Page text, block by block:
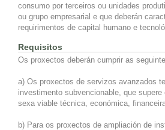
consumo por terceiros ou unidades
ou grupo empresarial e que deberán
requirimentos de capital humano e
Requisitos
Os proxectos deberán cumprir as
a) Os proxectos de servizos avanzados
investimento subvencionable, que
sexa viable técnica, económica,
b) Para os proxectos de ampliación de